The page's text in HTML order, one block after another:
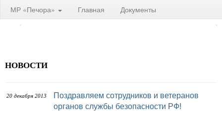
МР «Печора» Главная Документы
НОВОСТИ
20 декабря 2013
Поздравляем сотрудников и ветеранов
органов службы безопасности РФ!